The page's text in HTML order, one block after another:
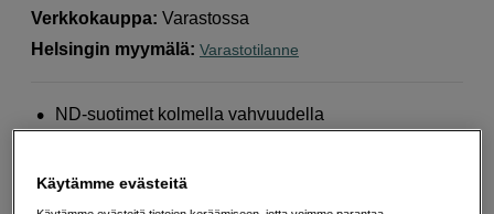
Verkkokauppa: Varastossa
Helsingin myymälä: Varastotilanne
ND-suotimet kolmella vahvuudella
Kevyt alumiinikehys kätevään kiinnitykseen
Käytämme evästeitä